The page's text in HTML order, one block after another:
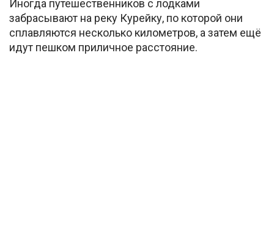
Иногда путешественников с лодками
забрасывают на реку Курейку, по которой они
сплавляются несколько километров, а затем ещё
идут пешком приличное расстояние.